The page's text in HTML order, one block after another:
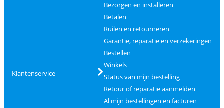
Klantenservice
Bezorgen en installeren
Betalen
Ruilen en retourneren
Garantie, reparatie en verzekeringen
Bestellen
Winkels
Status van mijn bestelling
Retour of reparatie aanmelden
Al mijn bestellingen en facturen